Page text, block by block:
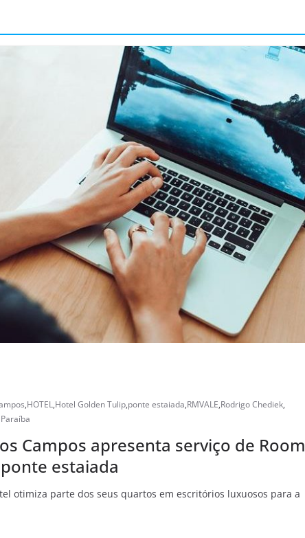
,HOTEL,Hotel Golden Tulip,ponte estaiada,RMVALE,Rodrigo Chediek,
Campos apresenta serviço de Room
estaiada
otimiza parte dos seus quartos em escritórios luxuosos para a